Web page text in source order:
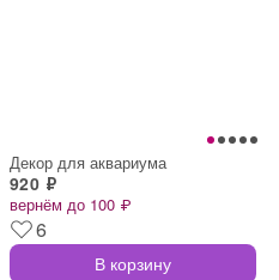
Декор для аквариума
920 ₽
вернём до 100 ₽
6
В корзину